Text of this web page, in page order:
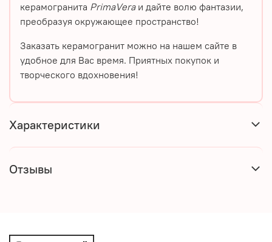
керамогранита PrimaVeraи дайте волю фантазии,
преобразуя окружающее пространство!
Заказать керамогранит можно на нашем сайте в
удобное для Вас время. Приятных покупок и
творческого вдохновения!
Характеристики
Отзывы